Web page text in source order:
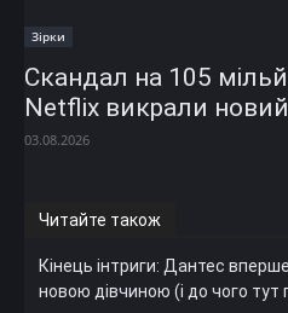
Зірки
Скандал на 105
Netflix викрали
03.08.2026
Читайте також
Кінець інтриги: Дантес
новою дівчиною (і до чого тут